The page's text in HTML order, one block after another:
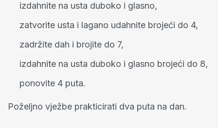
izdahnite na usta duboko i glasno,
zatvorite usta i lagano udahnite brojeći do 4,
zadržite dah i brojite do 7,
izdahnite na usta duboko i glasno brojeći do 8,
ponovite 4 puta.
Poželjno vježbe prakticirati dva puta na dan.